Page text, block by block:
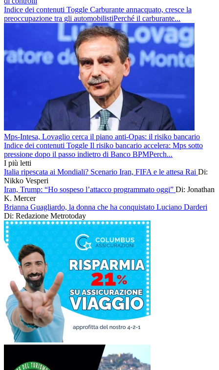
Indice dei contenuti Toggle Carburante annacquato, cresce la
preoccupazione tra gli automobilistiPerché il carburante...
Mps-Intesa, Lovaglio cerca il piano anti-Opas: il risiko bancario
Indice dei contenuti Toggle Il risiko bancario accelera: Mps sotto
pressione dopo il passo indietro di Banco BPMPerch...
I più letti
Italia ripescata ai Mondiali? Scenario Iran, FIFA e le attesa Rai Di:
Nikko Vesperi
Iran, Trump: “Ho sospeso l’attacco programmato oggi” Di: Jonathan
K. Mercer
Brianna Guagliardo, la donna che ha conquistato Luciano Darderi
Di: Redazione Metrotoday